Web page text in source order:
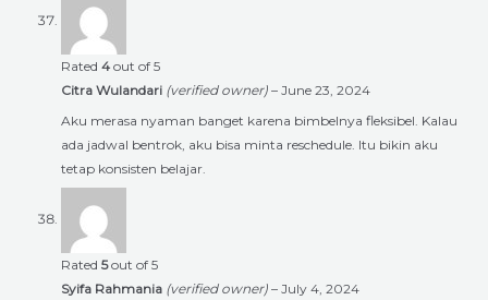
Rated 4 out of 5
Citra Wulandari (verified owner) – June 23, 2024
Aku merasa nyaman banget karena bimbelnya fleksibel. Kalau
ada jadwal bentrok, aku bisa minta reschedule. Itu bikin aku
tetap konsisten belajar.
Rated 5out of 5
Syifa Rahmania (verified owner) – July 4, 2024